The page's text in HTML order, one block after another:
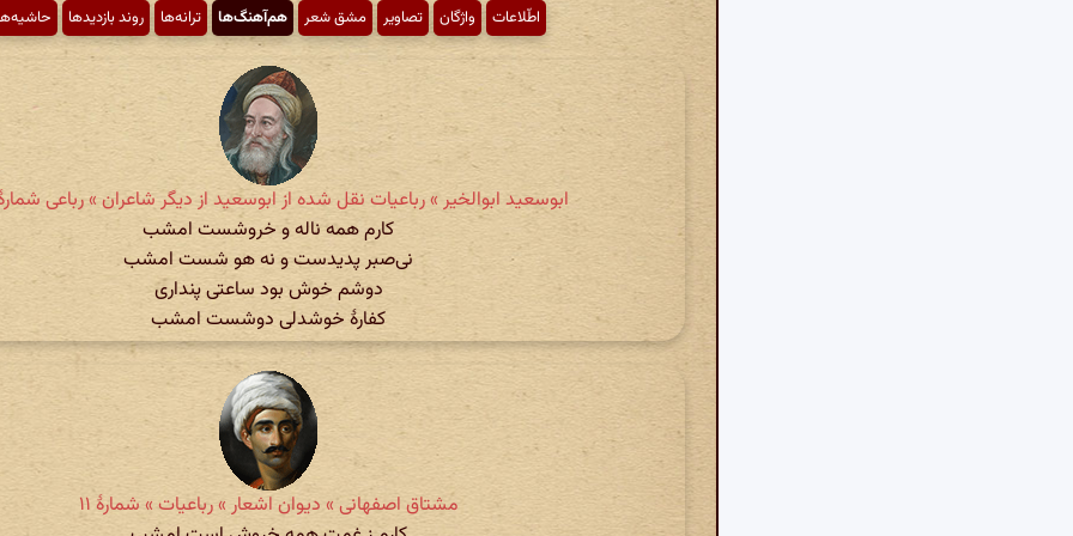
اطّلاعات واژگان تصاویر مشق شعر هم‌آهنگ‌ها ترانه‌ها روند بازدیدها
ابوسعید ابوالخیر » رباعیات نقل شده از ابوسعید از دیگر شاعران » رباعی شمارهٔ
کارم همه ناله و خروشست امشب
نی‌صبر پدیدست و نه هو شست امشب
دوشم خوش بود ساعتی پنداری
کفارهٔ خوشدلی دوشست امشب
مشتاق اصفهانی » دیوان اشعار » رباعیات » شمارهٔ ۱۱